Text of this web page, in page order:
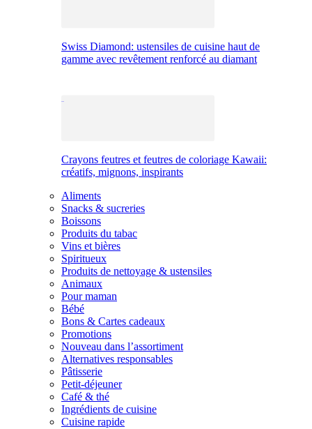
Swiss Diamond: ustensiles de cuisine haut de
gamme avec revêtement renforcé au diamant
Crayons feutres et feutres de coloriage Kawaii:
créatifs, mignons, inspirants
Aliments
Snacks & sucreries
Boissons
Produits du tabac
Vins et bières
Spiritueux
Produits de nettoyage & ustensiles
Animaux
Pour maman
Bébé
Bons & Cartes cadeaux
Promotions
Nouveau dans l’assortiment
Alternatives responsables
Pâtisserie
Petit-déjeuner
Café & thé
Ingrédients de cuisine
Cuisine rapide